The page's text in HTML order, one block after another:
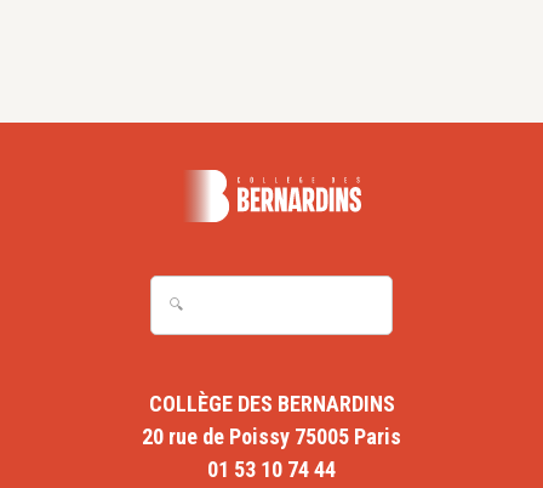
COLLÈGE DES BERNARDINS
20 rue de Poissy 75005 Paris
01 53 10 74 44